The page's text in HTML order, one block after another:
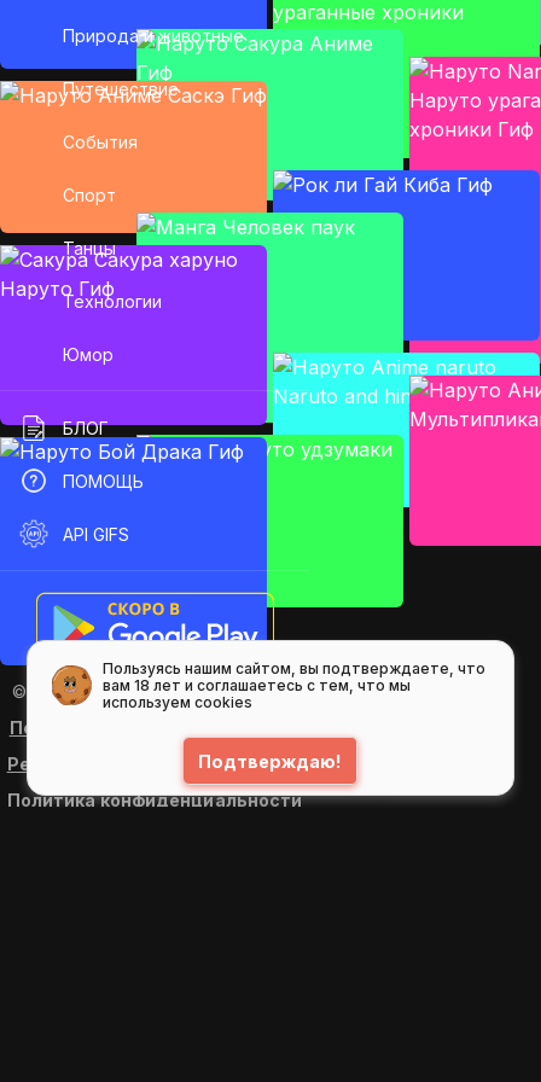
Природа и животные
Путешествие
События
Спорт
Танцы
Технологии
Юмор
БЛОГ
ПОМОЩЬ
API GIFS
© 2026 GIFS ( gifs.ru , гифки.рф )
Пользовательское соглашение
Рекомендательные технологии
Политика конфиденциальности
Пользуясь нашим сайтом, вы подтверждаете, что
вам 18 лет и соглашаетесь с тем, что мы
используем cookies
Подтверждаю!